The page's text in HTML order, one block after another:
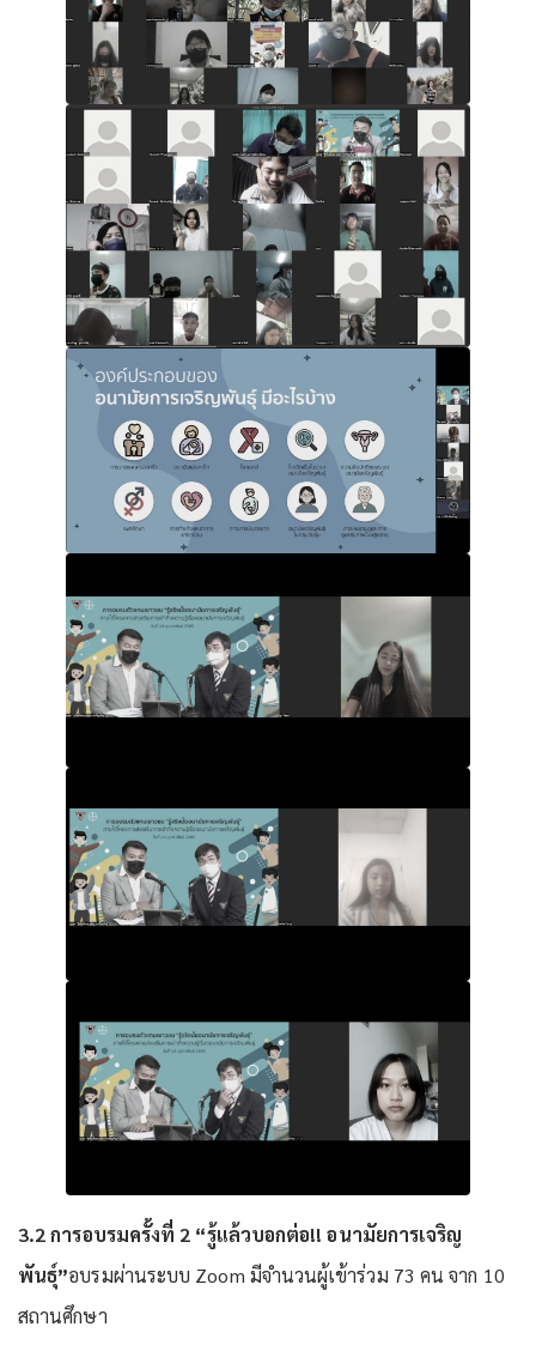
3.2 การอบรมครั้งที่ 2 “รู้แล้วบอกต่อ!! อนามัยการเจริญ
พันธุ์”อบรมผ่านระบบ Zoom มีจำนวนผู้เข้าร่วม 73 คน จาก 10
สถานศึกษา